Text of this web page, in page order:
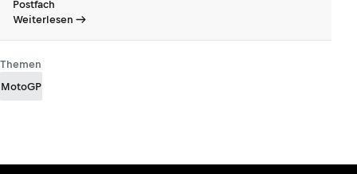
Postfach
Weiterlesen
Themen
MotoGP